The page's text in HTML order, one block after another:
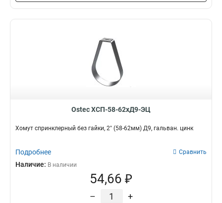
Ostec ХСП-58-62хД9-ЭЦ
Хомут спринклерный без гайки, 2" (58-62мм) Д9, гальван. цинк
Подробнее Сравнить
Наличие: В наличии
54,66 ₽
– +